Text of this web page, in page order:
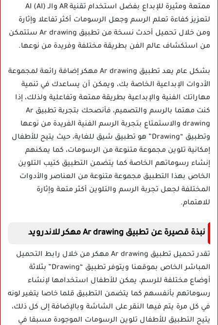
ممتعة ومثيرة للإبداع بفضل استخدام تقنية AR والـ AI (AI)
لتعزيز كفاءة تعلم الرسم وجعل الرسومات أكثر تفاعلا وإثارة
ومن خلال تحميل أحدث نسخة من تطبيق Ar drawing ستتمكن
من استكشاف عالم الفن بطريقة مختلفة وفريدة من نوعها.
بشكل عام يعد تطبيق Ar drawing مهكر إضافة رائعة لمجموعة
الأدوات الإبداعية الخاصة بك، ويمكن أن يساعدك في تنمية
مهاراتك الفنية والإبداعية بطريقة ممتعة وتفاعلية ولذلك، إذا
كنت مهتما بالرسم والتصميم، فأنصحك بتجربة تطبيق Ar
drawing والاستمتاع بتجربة الرسم الفنية الفريدة من نوعها
وتطبيق “Drawing” هو تطبيق شيق للغاية، حيث يتيح للأطفال
إمكانية تلوين مجموعة متنوعة من الرسومات، كما يمكنهم
إنشاء رسوماتهم الخاصة كما يتضمن التطبيق كتيب التلوين
الخاص بهذا التطبيق مجموعة متنوعة من العناصر والأدوات
المختلفة لجعل تجربة الرسم والتلوين أكثر متعة وإثارة
للاهتمام.
نبذة قصيرة عن تطبيق Ar drawing مهكر للاندرويد
تقدر تحميل تطبيق Ar drawing مهكر من خلال رابط التحميل
المباشر الخاص بموقعنا ويتوفر تطبيق “Drawing” بثلاثة
أوضاع مختلفة للرسم، يمكن للأطفال استخدامها لإنشاء
رسوماتهم بأنفسهم كما يتضمن التطبيق قلما خاصا يتغير لونه
في كل مرة يتم فيها النقر على الشاشة وبالإضافة إلى كل ذلك،
يتيح التطبيق للأطفال تلوين الرسومات الموجودة مسبقا في